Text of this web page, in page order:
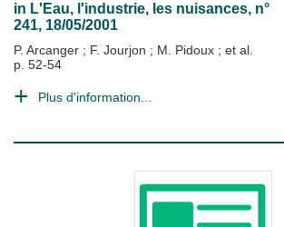
in L'Eau, l'industrie, les nuisances, n°
241, 18/05/2001
P. Arcanger ; F. Jourjon ; M. Pidoux ; et al.
p. 52-54
Plus d'information...